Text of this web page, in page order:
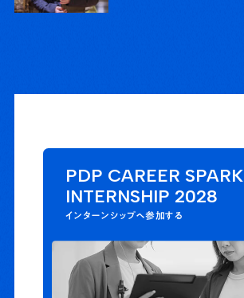
PDP CAREER SPARK
INTERNSHIP 2028
インターンシップへ参加する